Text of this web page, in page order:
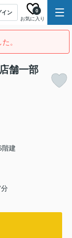
イン
お気に入り
0
。
舗一部
階建
分